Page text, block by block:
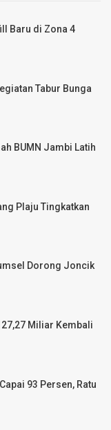
Baru di Zona 4
Tabur Bunga
BUMN Jambi Latih
Plaju Tingkatkan
Dorong Joncik
Miliar Kembali
93 Persen, Ratu